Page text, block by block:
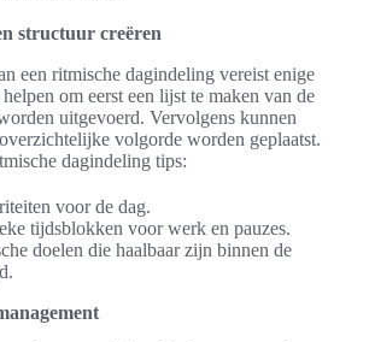
structuur creëren
een ritmische dagindeling vereist enige
om eerst een lijst te maken van de
uitgevoerd. Vervolgens kunnen
volgorde worden geplaatst.
dagindeling tips:
voor de dag.
tijdsblokken voor werk en pauzes.
doelen die haalbaar zijn binnen de